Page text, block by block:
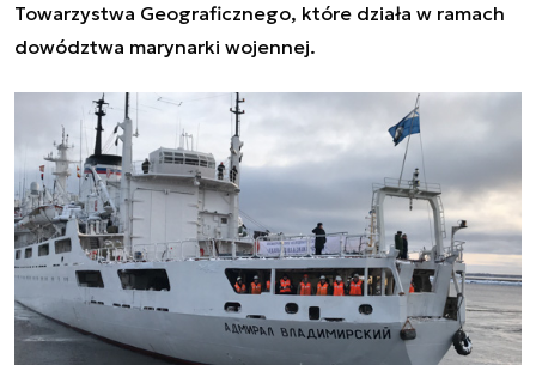
Towarzystwa Geograficznego, które działa w ramach
dowództwa marynarki wojennej.